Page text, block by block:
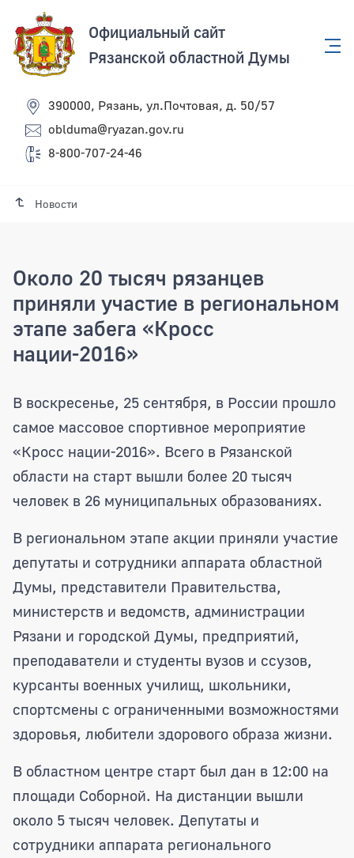
Официальный сайт
Рязанской областной Думы
390000, Рязань, ул.Почтовая, д. 50/57
oblduma@ryazan.gov.ru
8-800-707-24-46
Новости
Около 20 тысяч рязанцев
приняли участие в региональном
этапе забега «Кросс
нации-2016»
Около 20 тысяч рязанцев приняли
В воскресенье, 25 сентября, в России прошло
самое массовое спортивное мероприятие
«Кросс нации-2016». Всего в Рязанской
области на старт вышли более 20 тысяч
человек в 26 муниципальных образованиях.
В региональном этапе акции приняли участие
депутаты и сотрудники аппарата областной
Думы, представители Правительства,
министерств и ведомств, администрации
Рязани и городской Думы, предприятий,
преподаватели и студенты вузов и ссузов,
курсанты военных училищ, школьники,
спортсмены с ограниченными возможностями
здоровья, любители здорового образа жизни.
В областном центре старт был дан в 12:00 на
площади Соборной. На дистанции вышли
около 5 тысяч человек. Депутаты и
сотрудники аппарата регионального